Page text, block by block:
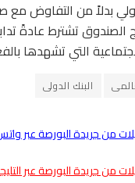
بدلاً من التفاوض مع
الصندوق تشترط عادةً
التي تشهدها
البنك الدولى
من جريدة البورصة عبر
من جريدة البورصة عبر